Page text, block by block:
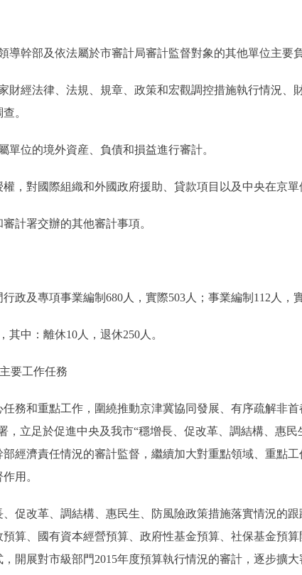
幹部及依法屬於市審計局審計監督對象的其他單位主要負
經法律、法規、規章、政策和宏觀調控措施執行情況、
。
位的境外資産、負債和損益進行審計。
對國際組織和外國政府援助、貸款項目以及中央在京單
署交辦的其他審計事項。
及專項事業編制680人，實際503人；事業編制112人，實
中：離休10人，退休250人。
要工作任務
和重點工作，圍繞推動京津冀協同發展、有序疏解非首
，立足於促進中央及我市“穩增長、促改革、調結構、惠
經濟責任情況的審計監督，繼續加大對重點領域、重點
用。
改革、調結構、惠民生、防風險政策措施落實情況的跟
算、國有資本經營預算、政府性基金預算、社保基金預
開展對市級部門2015年度預算執行情況的審計，逐步擴